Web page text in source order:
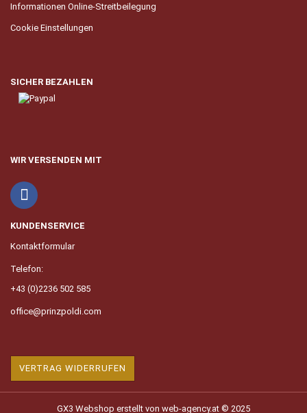
Informationen Online-Streitbeilegung
Cookie Einstellungen
SICHER BEZAHLEN
WIR VERSENDEN MIT
KUNDENSERVICE
Kontaktformular
Telefon:
+43 (0)2236 502 585
office@prinzpoldi.com
VERTRAG WIDERRUFEN
GX3 Webshop erstellt von web-agency.at © 2025